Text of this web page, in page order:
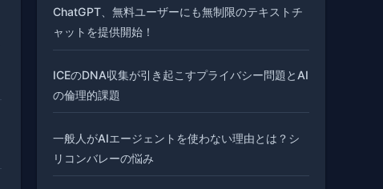
ChatGPT、無料ユーザーにも無制限のテキストチ
ャットを提供開始！
ICEのDNA収集が引き起こすプライバシー問題とAI
の倫理的課題
一般人がAIエージェントを使わない理由とは？シ
リコンバレーの悩み